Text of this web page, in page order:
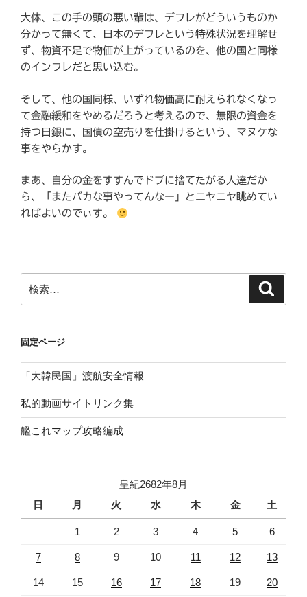
大体、この手の頭の悪い輩は、デフレがどういうものか
分かって無くて、日本のデフレという特殊状況を理解せ
ず、物資不足で物価が上がっているのを、他の国と同様
のインフレだと思い込む。
そして、他の国同様、いずれ物価高に耐えられなくなっ
て金融緩和をやめるだろうと考えるので、無限の資金を
持つ日銀に、国債の空売りを仕掛けるという、マヌケな
事をやらかす。
まあ、自分の金をすすんでドブに捨てたがる人達だか
ら、「またバカな事やってんなー」とニヤニヤ眺めてい
ればよいのでぃす。
索:
固定ページ
「大韓民国」渡航安全情報
私的動画サイトリンク集
艦これマップ攻略編成
皇紀2682年8月
日
月 火 水 木 金 土
1 2 3 4 5 6
7 8 9 10 11 12 13
14 15 16 17 18 19 20